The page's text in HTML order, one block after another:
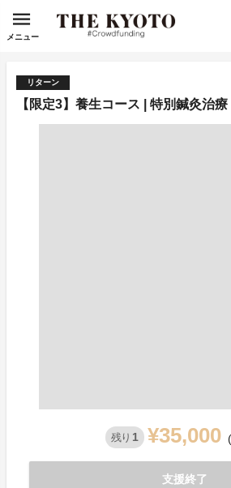
メニュー
リターン
【限定3】養生コース | 特別鍼灸治療
残り 1 ¥35,000
支援終了